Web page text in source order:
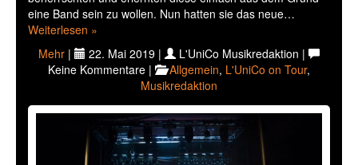
eine Band sein zu wollen. Nun hatten sie das neue…
Weiterlesen »
Mehr | 22. Mai 2019 |
L'UniCo Musikredaktion |
Keine Kommentare |
Allgemein, L'UniCo on Tour,
Musikredaktion